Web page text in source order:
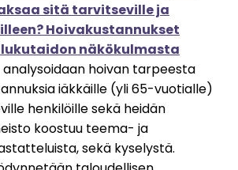
sitä tarvitseville ja
Hoivakustannukset
näkökulmasta
analysoidaan hoivan tarpeesta
iäkkäille (yli 65-vuotialle)
henkilöille sekä heidän
koostuu teema- ja
sekä kyselystä.